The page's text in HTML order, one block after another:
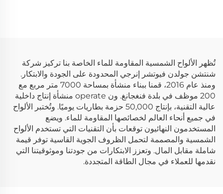
تُظهر الألواح الشمسية المقاومة للماء الخاصة بنا تركيز شركة
شنتشن جولدن فيوتشر إنرجي المحدودة على الجودة والابتكار.
ومنذ عام 2016، قمنا ببناء منشأة بمساحة 7000 متر مربع مع
200 موظف في بلدة فنغجانغ. ون operate منشأة إنتاج داخلية
عالية التقنية، بإنتاج 50,000 حزمة بطاريات يوميًا. وتُختبر الألواح
في جميع أنحاء العالم لخصائصها المقاومة للماء. ويضع
المستخدمون النهائيون توقعات بأن التقنيات التي تستخدم الألواح
الشمسية والمصممة لتحمل الظروف الجوية القاسية توفر قيمة
شاملة مقابل المال. وتعزز الابتكارات من جودتنا وموثوقيتنا التي
نقدمها للعملاء في مجال الطاقة المتجددة.